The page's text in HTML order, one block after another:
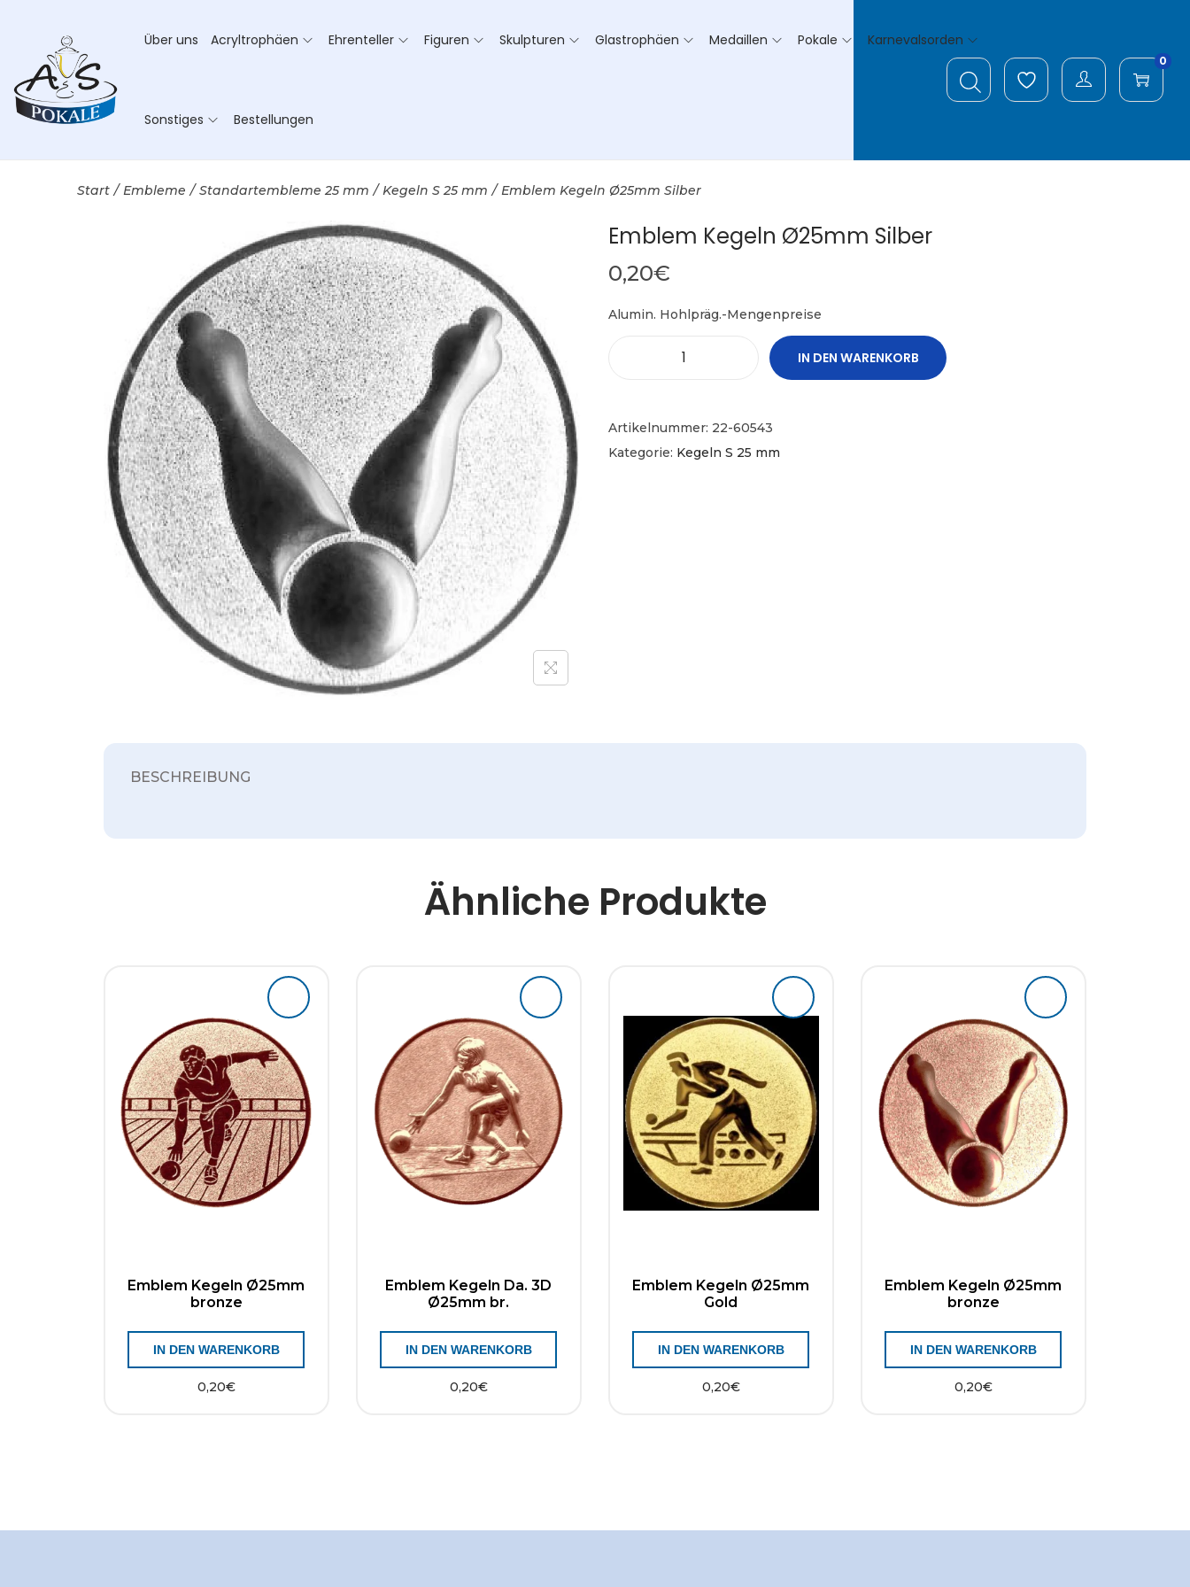
Über uns Acryltrophäen Ehrenteller Figuren Skulpturen Glastrophäen Medaillen Pokale Karnevalsorden
Sonstiges Bestellungen
0
Start / Embleme / Standartembleme 25 mm / Kegeln S 25 mm / Emblem Kegeln Ø25mm Silber
Emblem Kegeln Ø25mm Silber
0,20€
Alumin. Hohlpräg.-Mengenpreise
IN DEN WARENKORB
Artikelnummer: 22-60543
Kategorie: Kegeln S 25 mm
BESCHREIBUNG
Ähnliche Produkte
Emblem Kegeln Ø25mm
bronze
0,20€
IN DEN WARENKORB
Emblem Kegeln Da. 3D
Ø25mm br.
0,20€
IN DEN WARENKORB
Emblem Kegeln Ø25mm
Gold
0,20€
IN DEN WARENKORB
Emblem Kegeln Ø25mm
bronze
0,20€
IN DEN WARENKORB